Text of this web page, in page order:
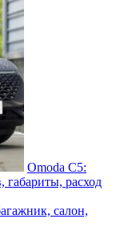
Omoda C5:
габариты, расход
салон,